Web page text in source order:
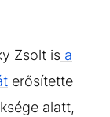
Zsolt is a
erősítette
alatt,